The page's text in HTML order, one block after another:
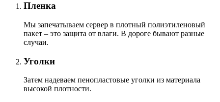
Пленка
Мы запечатываем сервер в плотный полиэтиленовый
пакет – это защита от влаги. В дороге бывают разные
случаи.
Уголки
Затем надеваем пенопластовые уголки из материала
высокой плотности.